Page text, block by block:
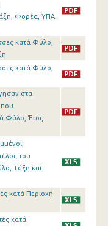
Φορέα, ΥΠΑ
κατά Φύλο,
κατά Φύλο,
στα
Φύλο, Έτος
του
Τάξη και
κατά Περιοχή
κατά